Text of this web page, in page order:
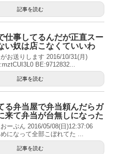
記事を読む
仕事してるんだが正直スー
い奴は店こなくていいわ
お送りします 2016/10/31(月)
BE:9712832...
記事を読む
る弁当屋で弁当頼んだらガ
来て弁当が台無しになった
ーぷん 2016/05/08(日)12:37:06
になって全部こぼれてた ...
記事を読む